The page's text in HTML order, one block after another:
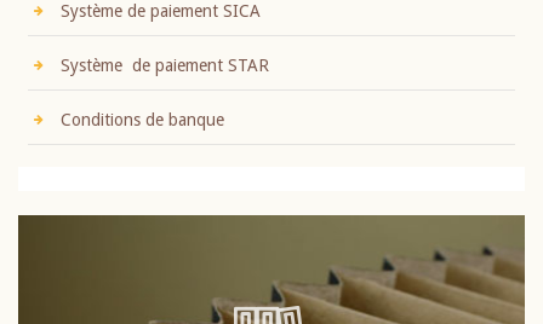
Système de paiement SICA
Système de paiement STAR
Conditions de banque